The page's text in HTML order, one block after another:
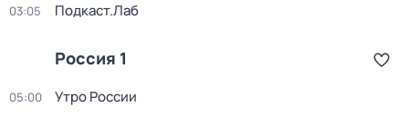
03:05 Подкаст.Лаб
Россия 1
05:00 Утро России